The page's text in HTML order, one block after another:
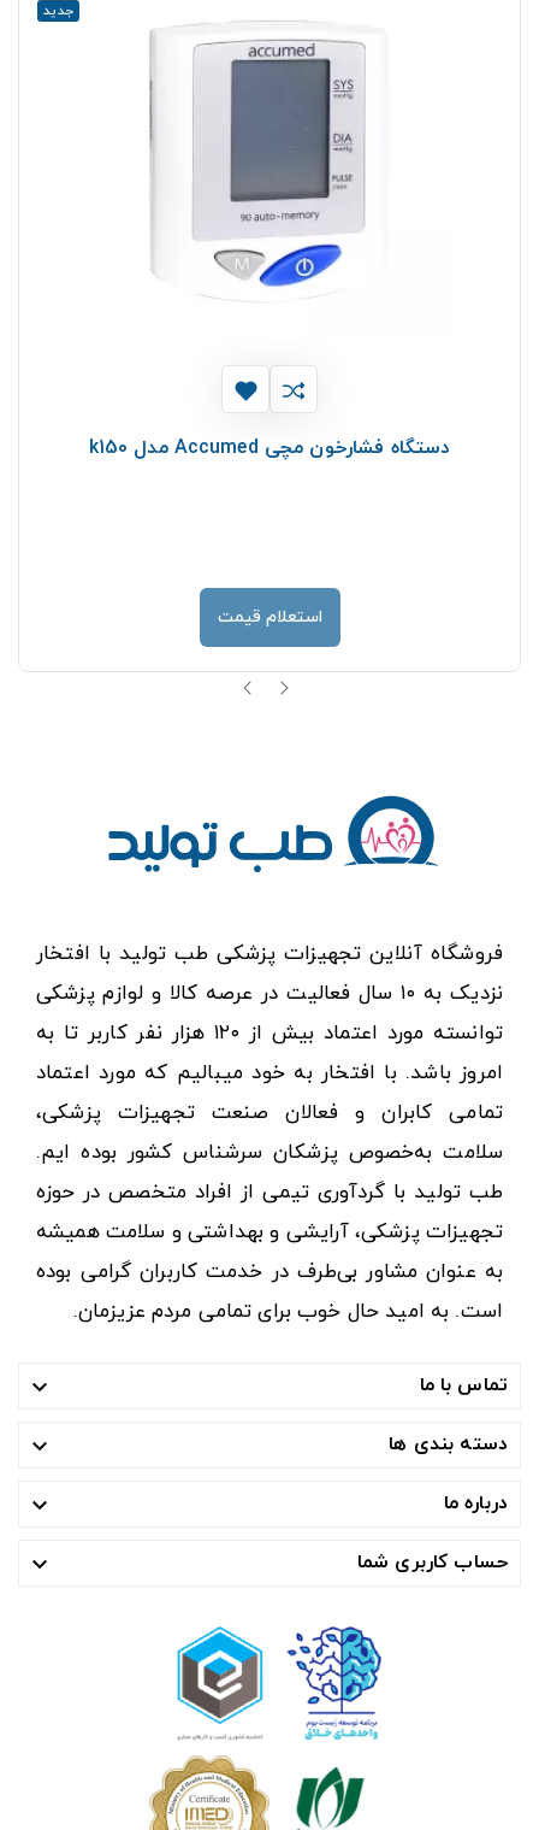
جدید
دستگاه فشارخون مچی Accumed مدل k150
استعلام قیمت
فروشگاه آنلاین تجهیزات پزشکی طب تولید با افتخار
نزدیک به ۱۰ سال فعالیت در عرصه کالا و لوازم پزشکی
توانسته مورد اعتماد بیش از ۱۲۰ هزار نفر کاربر تا به
امروز باشد. با افتخار به خود میبالیم که مورد اعتماد
تمامی کابران و فعالان صنعت تجهیزات پزشکی،
سلامت به‌خصوص پزشکان سرشناس کشور بوده ایم.
طب تولید با گردآوری تیمی از افراد متخصص در حوزه
تجهیزات پزشکی، آرایشی و بهداشتی و سلامت همیشه
به عنوان مشاور بی‌طرف در خدمت کاربران گرامی بوده
است. به امید حال خوب برای تمامی مردم عزیزمان.
تماس با ما 
دسته بندی ها 
درباره ما 
حساب کاربری شما 